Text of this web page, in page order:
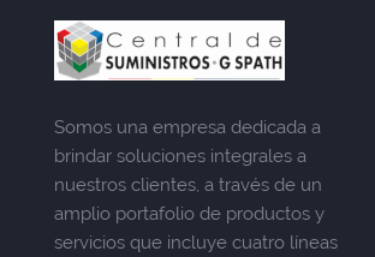
Somos una empresa dedicada a
brindar soluciones integrales a
nuestros clientes, a través de un
amplio portafolio de productos y
servicios que incluye cuatro líneas